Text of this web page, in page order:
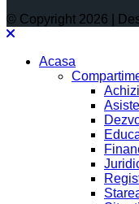
© Copyright 2026 |
Acasa